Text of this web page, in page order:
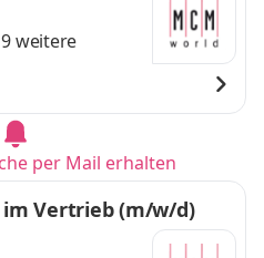
weitere
per Mail erhalten
im Vertrieb (m/w/d)